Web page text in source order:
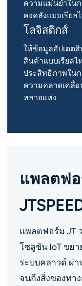
ความแม่นยำใน
คงคลังแบบเรียล
โลจิสติกส์
ให้ข้อมูลอัปเดต
สินค้าแบบเรียลไ
ประสิทธิภาพใน
ความคลาดเคลื่
หลายแห่ง
แพลตฟอ
แพลตฟอร์ม JT
โซลูชัน IoT ขย
ระบบคลาวด์ ผ่
จนถึงสิ่งของทา